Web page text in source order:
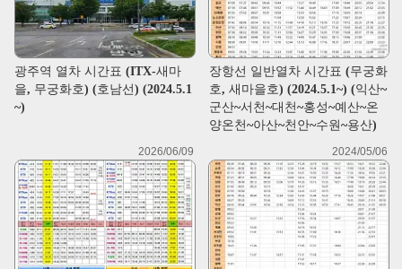
광주역 열차 시간표 (ITX-새마
을, 무궁화호) (호남선) (2024.5.1
~)
장항선 일반열차 시간표 (무궁화
호, 새마을호) (2024.5.1~) (익산~
군산~서천~대천~홍성~예산~온
양온천~아산~천안~수원~용산)
2026/06/09 2024/05/06